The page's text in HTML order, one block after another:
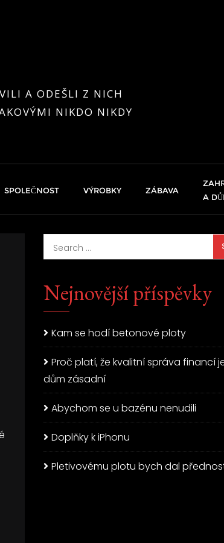
A ODEŠLI Z NICH
NIKDO NIKDY
SPOLEČNOST VÝROBKY ZÁBAVA
A
Nejnovější příspěvky
Kam se hodí betonové ploty
Proč platí, že kvalitní správa financí
dům zásadní
Abychom se u bazénu nenudili
Doplňky k iPhonu
Pletivovému plotu bych dal